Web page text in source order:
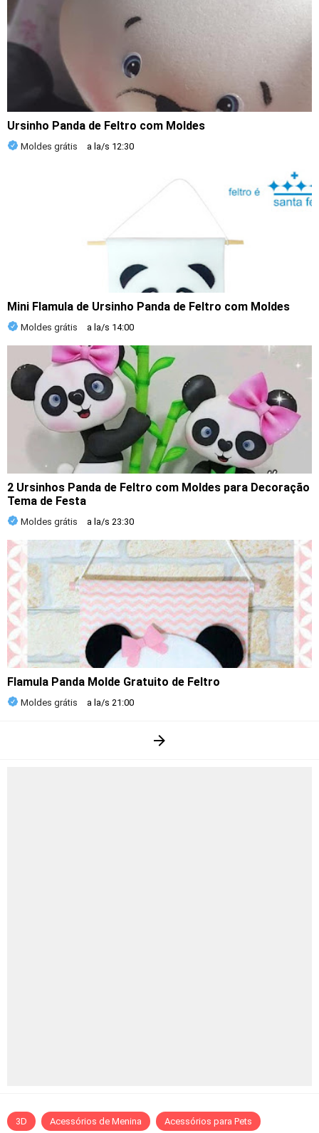
Ursinho Panda de Feltro com Moldes
Moldes grátis a la/s 12:30
Mini Flamula de Ursinho Panda de Feltro com Moldes
Moldes grátis a la/s 14:00
2 Ursinhos Panda de Feltro com Moldes para Decoração
Tema de Festa
Moldes grátis a la/s 23:30
Flamula Panda Molde Gratuito de Feltro
Moldes grátis a la/s 21:00
3D Acessórios de Menina Acessórios para Pets